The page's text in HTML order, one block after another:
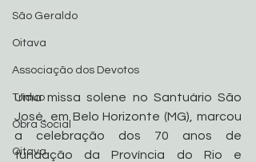
São Geraldo
Oitava
Associação dos Devotos
Tríduo
Obra Social
Oitava
Uma missa solene no Santuário São
José, em Belo Horizonte (MG), marcou
a celebração dos 70 anos de
fundação da Província do Rio e